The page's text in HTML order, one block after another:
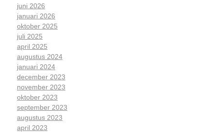
juni 2026
januari 2026
oktober 2025
juli 2025
april 2025
augustus 2024
januari 2024
december 2023
november 2023
oktober 2023
september 2023
augustus 2023
april 2023